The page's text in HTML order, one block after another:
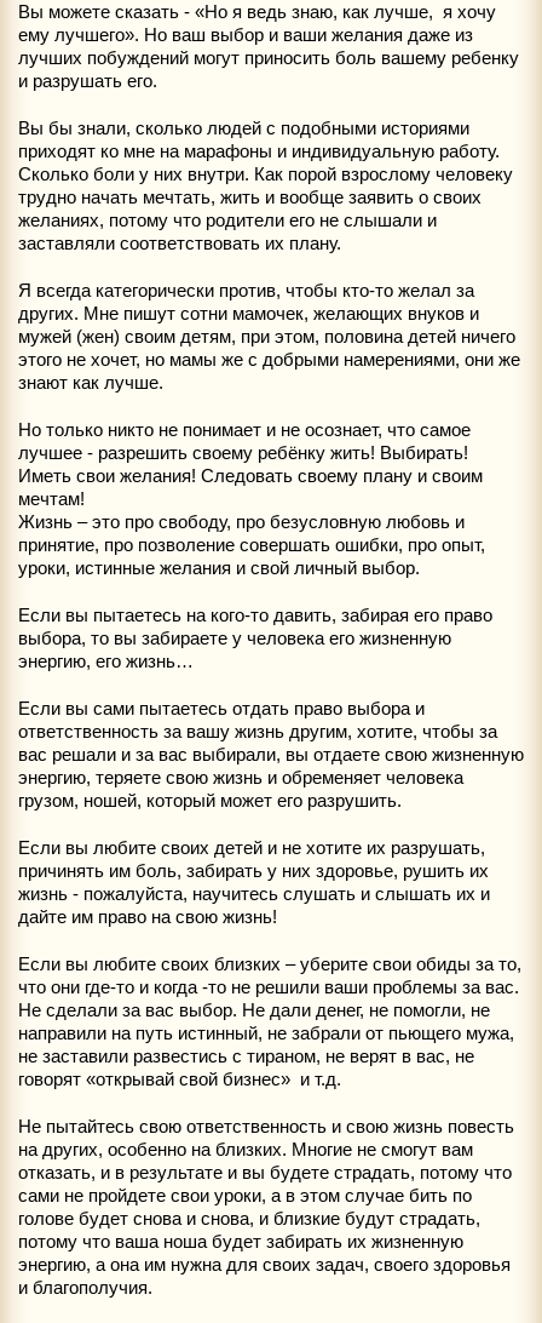
Вы можете сказать - «Но я ведь знаю, как лучше, я хочу
ему лучшего». Но ваш выбор и ваши желания даже из
лучших побуждений могут приносить боль вашему ребенку
и разрушать его.
Вы бы знали, сколько людей с подобными историями
приходят ко мне на марафоны и индивидуальную работу.
Сколько боли у них внутри. Как порой взрослому человеку
трудно начать мечтать, жить и вообще заявить о своих
желаниях, потому что родители его не слышали и
заставляли соответствовать их плану.
Я всегда категорически против, чтобы кто-то желал за
других. Мне пишут сотни мамочек, желающих внуков и
мужей (жен) своим детям, при этом, половина детей ничего
этого не хочет, но мамы же с добрыми намерениями, они же
знают как лучше.
Но только никто не понимает и не осознает, что самое
лучшее - разрешить своему ребёнку жить! Выбирать!
Иметь свои желания! Следовать своему плану и своим
мечтам!
Жизнь – это про свободу, про безусловную любовь и
принятие, про позволение совершать ошибки, про опыт,
уроки, истинные желания и свой личный выбор.
Если вы пытаетесь на кого-то давить, забирая его право
выбора, то вы забираете у человека его жизненную
энергию, его жизнь…
Если вы сами пытаетесь отдать право выбора и
ответственность за вашу жизнь другим, хотите, чтобы за
вас решали и за вас выбирали, вы отдаете свою жизненную
энергию, теряете свою жизнь и обременяет человека
грузом, ношей, который может его разрушить.
Если вы любите своих детей и не хотите их разрушать,
причинять им боль, забирать у них здоровье, рушить их
жизнь - пожалуйста, научитесь слушать и слышать их и
дайте им право на свою жизнь!
Если вы любите своих близких – уберите свои обиды за то,
что они где-то и когда -то не решили ваши проблемы за вас.
Не сделали за вас выбор. Не дали денег, не помогли, не
направили на путь истинный, не забрали от пьющего мужа,
не заставили развестись с тираном, не верят в вас, не
говорят «открывай свой бизнес» и т.д.
Не пытайтесь свою ответственность и свою жизнь повесть
на других, особенно на близких. Многие не смогут вам
отказать, и в результате и вы будете страдать, потому что
сами не пройдете свои уроки, а в этом случае бить по
голове будет снова и снова, и близкие будут страдать,
потому что ваша ноша будет забирать их жизненную
энергию, а она им нужна для своих задач, своего здоровья
и благополучия.